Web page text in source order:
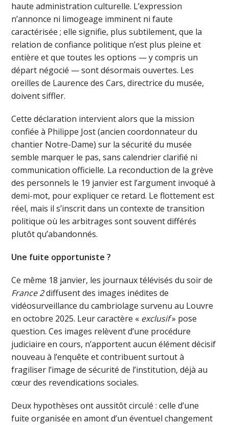
haute administration culturelle. L’expression
n’annonce ni limogeage imminent ni faute
caractérisée ; elle signifie, plus subtilement, que la
relation de confiance politique n’est plus pleine et
entière et que toutes les options — y compris un
départ négocié — sont désormais ouvertes. Les
oreilles de Laurence des Cars, directrice du musée,
doivent siffler.
Cette déclaration intervient alors que la mission
confiée à Philippe Jost (ancien coordonnateur du
chantier Notre-Dame) sur la sécurité du musée
semble marquer le pas, sans calendrier clarifié ni
communication officielle. La reconduction de la grève
des personnels le 19 janvier est l’argument invoqué à
demi-mot, pour expliquer ce retard. Le flottement est
réel, mais il s’inscrit dans un contexte de transition
politique où les arbitrages sont souvent différés
plutôt qu’abandonnés.
Une fuite opportuniste ?
Ce même 18 janvier, les journaux télévisés du soir de
France 2diffusent des images inédites de
vidéosurveillance du cambriolage survenu au Louvre
en octobre 2025. Leur caractère « exclusif» pose
question. Ces images relèvent d’une procédure
judiciaire en cours, n’apportent aucun élément décisif
nouveau à l’enquête et contribuent surtout à
fragiliser l’image de sécurité de l’institution, déjà au
cœur des revendications sociales.
Deux hypothèses ont aussitôt circulé : celle d’une
fuite organisée en amont d’un éventuel changement